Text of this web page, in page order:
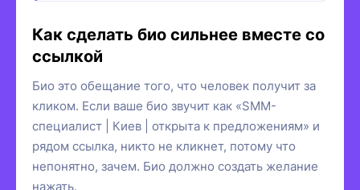
Как сделать био сильнее вместе со
ссылкой
Био это обещание того, что человек получит за
кликом. Если ваше био звучит как «SMM-
специалист | Киев | открыта к предложениям» и
рядом ссылка, никто не кликнет, потому что
непонятно, зачем. Био должно создать желание
нажать.